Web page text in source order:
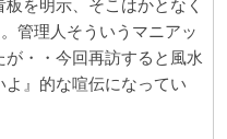
を明示、そこはかとなく
管理人そういうマニアッ
・・今回再訪すると風水
』的な喧伝になってい